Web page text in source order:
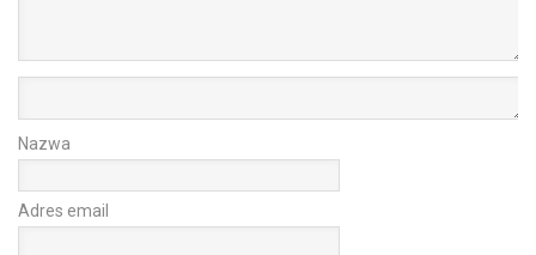
Nazwa
Adres email